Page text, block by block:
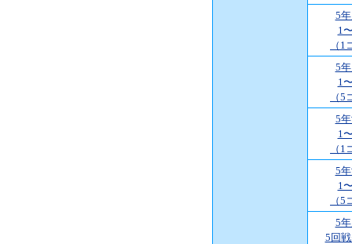
5
1
（
5
1
（
5
1
（
5
1
（
5
5回